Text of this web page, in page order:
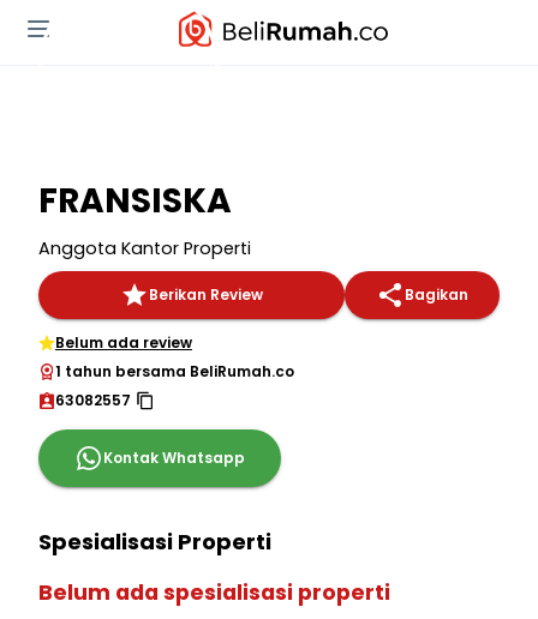
FRANSISKA
Anggota Kantor Properti
Berikan Review Bagikan
Belum ada review
1 tahun bersama BeliRumah.co
63082557
Kontak Whatsapp
Spesialisasi Properti
Belum ada spesialisasi properti